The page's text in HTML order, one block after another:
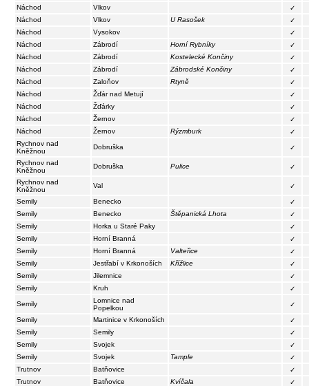
Náchod
Vlkov
✓
Náchod
Vlkov U Rasošek
✓
Náchod
Vysokov
✓
Náchod
Zábrodí Horní Rybníky
✓
Náchod
Zábrodí Kostelecké Končiny
✓
Náchod
Zábrodí Zábrodské Končiny
✓
Náchod
Zaloňov Rtyně
✓
Náchod
Žďár nad Metují
✓
Náchod
Žďárky
✓
Náchod
Žernov
✓
Náchod
Žernov Rýzmburk
✓
Rychnov nad
Kněžnou
Dobruška
✓
Rychnov nad
Kněžnou
Dobruška Pulice
✓
Rychnov nad
Kněžnou
Val
✓
Semily
Benecko
✓
Semily
Benecko Štěpanická Lhota
✓
Semily
Horka u Staré Paky
✓
Semily
Horní Branná
✓
Semily
Horní Branná Valteřice
✓
Semily
Jestřabí v Krkonoších Křížlice
✓
Semily
Jilemnice
✓
Semily
Kruh
✓
Semily
Lomnice nad
Popelkou
✓
Semily
Martinice v Krkonoších
✓
Semily
Semily
✓
Semily
Svojek
✓
Semily
Svojek Tample
✓
Trutnov
Batňovice
✓
Trutnov
Batňovice Kvíčala
✓